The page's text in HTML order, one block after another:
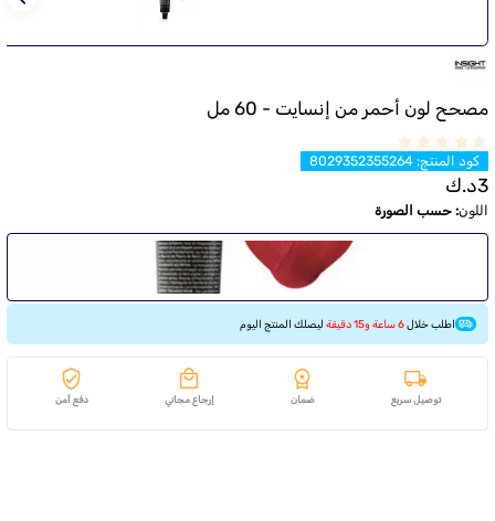
مصحح لون أحمر من إنسايت - 60 مل
كود المنتج:
8029352355264
3د.ك
اللون: حسب الصورة
اطلب خلال6 ساعة و15 دقيقة ليصلك المنتج اليوم
توصيل سريع ضمان إرجاع مجاني دفع آمن